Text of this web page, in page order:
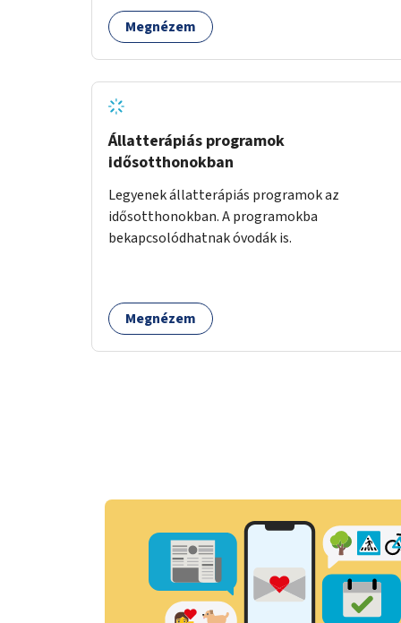
Megnézem
Állatterápiás programok
idősotthonokban
Legyenek állatterápiás programok az
idősotthonokban. A programokba
bekapcsolódhatnak óvodák is.
Megnézem